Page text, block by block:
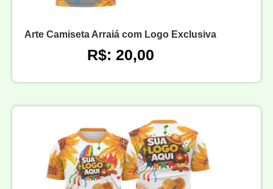
Arte Camiseta Arraiá com Logo Exclusiva
R$: 20,00